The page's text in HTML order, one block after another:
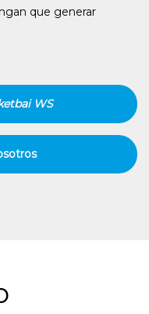
que generar
WS